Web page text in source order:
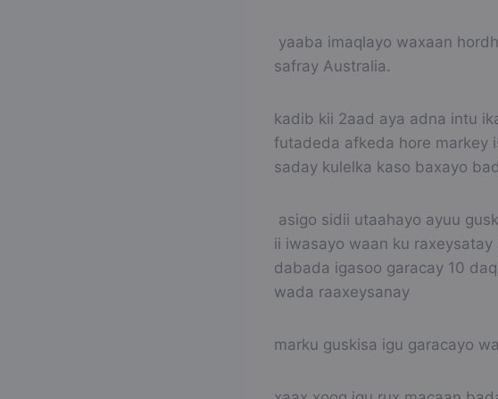
yaaba imaqlayo waxaan
safray Australia.
kadib kii 2aad aya adna intu
futadeda afkeda hore markey
saday kulelka kaso baxayo
asigo sidii utaahayo ayuu
ii iwasayo waan ku
dabada igasoo garacay 10
wada raaxeysanay
marku guskisa igu garacayo